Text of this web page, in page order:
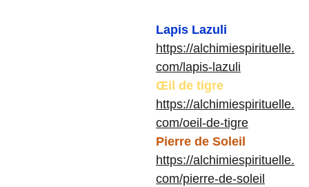
Lapis Lazuli
https://alchimiespirituelle.
com/lapis-lazuli
Œil de tigre
https://alchimiespirituelle.
com/oeil-de-tigre
Pierre de Soleil
https://alchimiespirituelle.
com/pierre-de-soleil